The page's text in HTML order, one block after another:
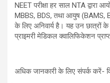
NEET परीक्षा हर साल NTA द्वारा
MBBS, BDS, तथा आयुष (BAMS,
के लिए अनिवार्य है। यह उन छात्रों
प्राइमरी मेडिकल क्वालिफिकेशन
अधिक जानकारी के लिए संपर्क करें-